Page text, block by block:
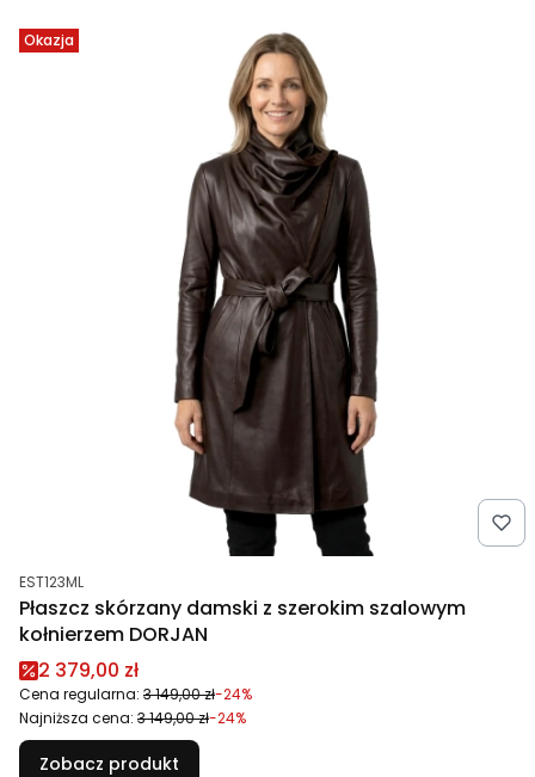
Okazja
Kod produktu
EST123ML
Płaszcz skórzany damski z szerokim szalowym
kołnierzem DORJAN
Cena promocyjna
2 379,00 zł
Cena regularna: 3 149,00 zł-24%
Najniższa cena: 3 149,00 zł-24%
Zobacz produkt